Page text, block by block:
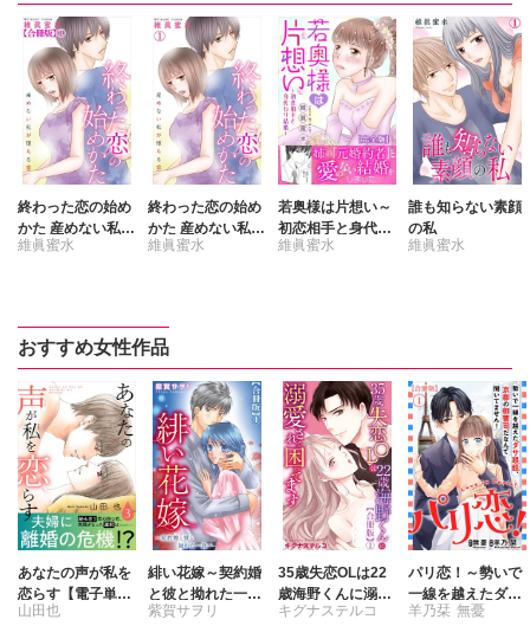
終わった恋の始め
かた 産めない私が
堕ちる恋 【合冊
維眞蜜水
終わった恋の始め
かた 産めない私が
堕ちる恋
維眞蜜水
若奥様は片想い～
初恋相手と身代わ
り結婚～【完全
維眞蜜水
誰も知らない素顔
の私
維眞蜜水
おすすめ女性作品
あなたの声が私を
恋らす【電子単行
本版】3
山田也
緋い花嫁～契約婚
と彼と拗れた一族
～【合冊版】
紫賀サヲリ
35歳失恋OLは22
歳海野くんに溺愛
されて困ってます
キグナステルコ
パリ恋！～勢いで
一線を越えたダサ
眼鏡、京都の御曹
羊乃栞 無憂